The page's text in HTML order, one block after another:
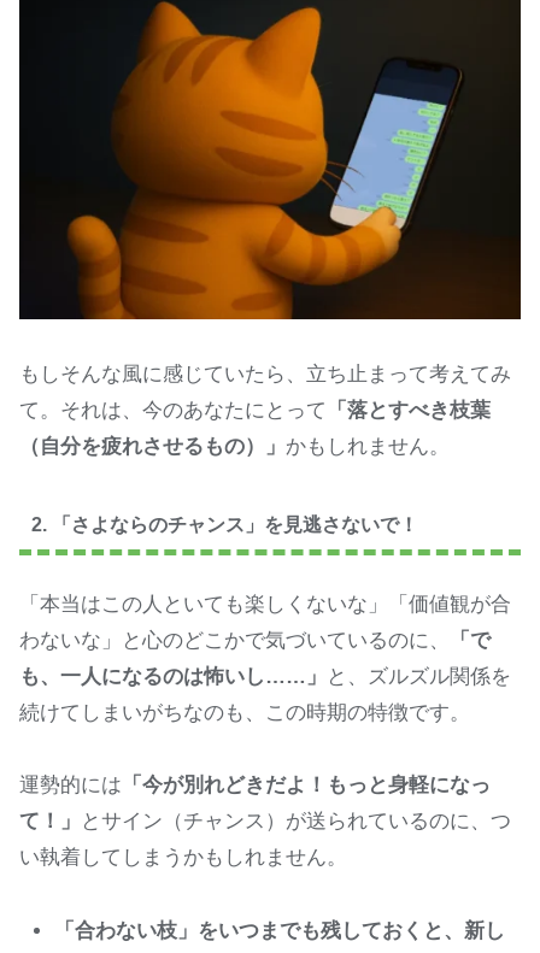
もしそんな風に感じていたら、立ち止まって考えてみ
て。それは、今のあなたにとって
「落とすべき枝葉
（自分を疲れさせるもの）」 かもしれません。
2. 「さよならのチャンス」を見逃さないで！
「本当はこの人といても楽しくないな」「価値観が合
わないな」と心のどこかで気づいているのに、
「で
も、一人になるのは怖いし……」
と、ズルズル関係を
続けてしまいがちなのも、この時期の特徴です。
運勢的には 「今が別れどきだよ！もっと身軽になっ
て！」
とサイン（チャンス）が送られているのに、つ
い執着してしまうかもしれません。
「合わない枝」をいつまでも残しておくと、新し